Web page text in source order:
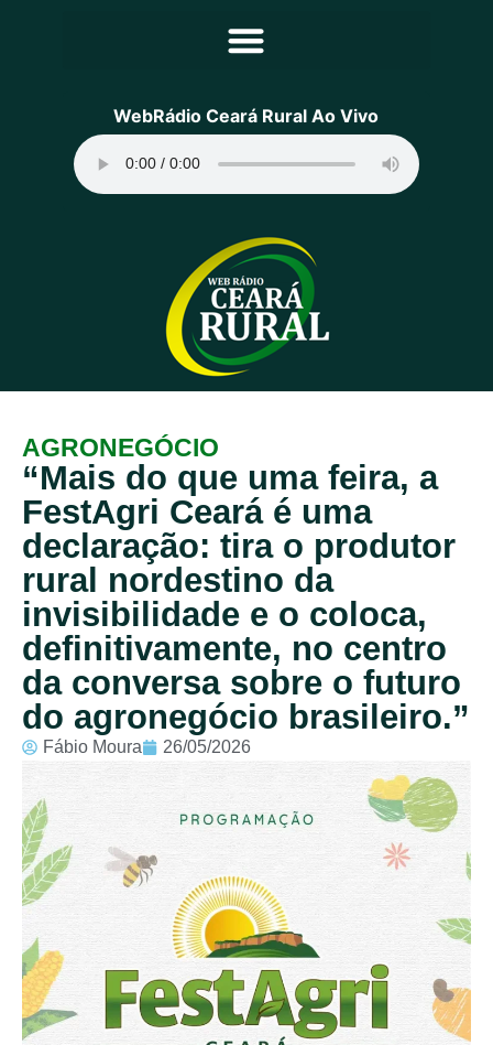
Principal
Programação
Equipe
Contato
Sobre
WebRádio Ceará Rural Ao Vivo
AGRONEGÓCIO
“Mais do que uma feira, a
FestAgri Ceará é uma
declaração: tira o produtor
rural nordestino da
invisibilidade e o coloca,
definitivamente, no centro
da conversa sobre o futuro
do agronegócio brasileiro.”
Fábio Moura 26/05/2026